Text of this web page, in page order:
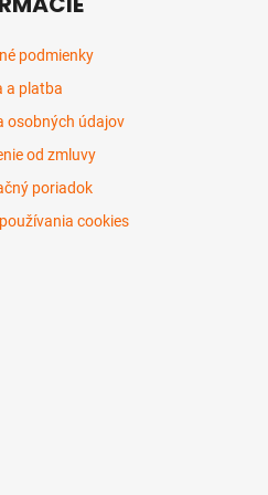
podmienky
a platba
osobných údajov
od zmluvy
poriadok
cookies